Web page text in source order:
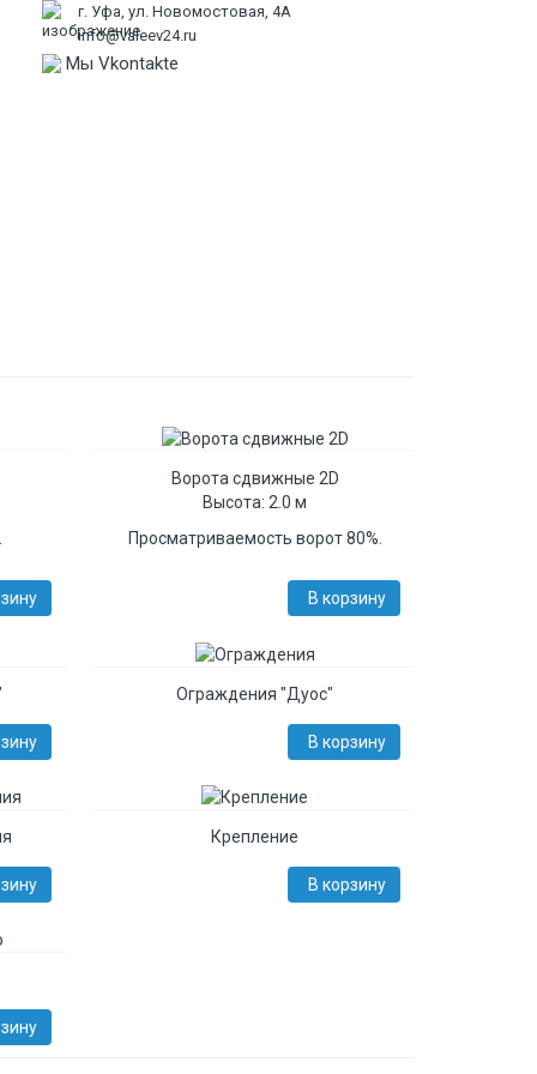
г. Уфа, ул. Новомостовая, 4А
info@valeev24.ru
Мы Vkontakte
Ворота сдвижные 2D
Высота: 2.0 м
Просматриваемость ворот 80%.
В корзину
Ограждения "Дуос"
В корзину
Крепление
В корзину